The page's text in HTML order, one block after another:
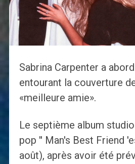
Sabrina Carpenter a
entourant la couverture
«meilleure amie».
Le septième album
pop '' Man's Best Friend
août), après avoir été